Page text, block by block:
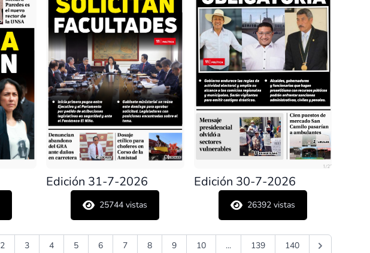
Edición 31-7-2026
25744 vistas
Edición 30-7-2026
26392vistas
2 3 4 5 6 7 8 9 10 ... 139 140